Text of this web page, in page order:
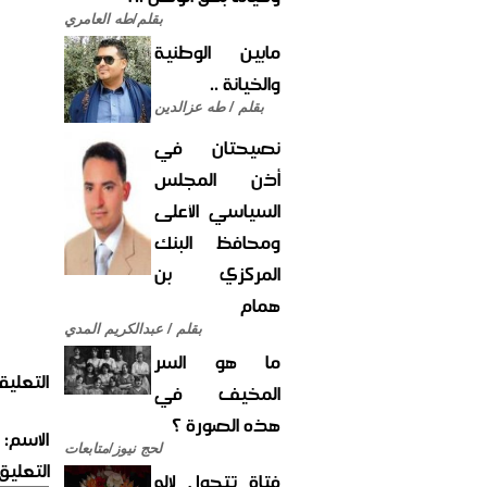
بقلم/طه العامري
مابين الوطنية
والخيانة ..
بقلم / طه عزالدين
نصيحتان في
أذن المجلس
السياسي الأعلى
ومحافظ البنك
المركزي بن
همام
بقلم / عبدالكريم المدي
ما هو السر
المخيف في
هذه الصورة ؟
لحج نيوز/متابعات
الاسم: